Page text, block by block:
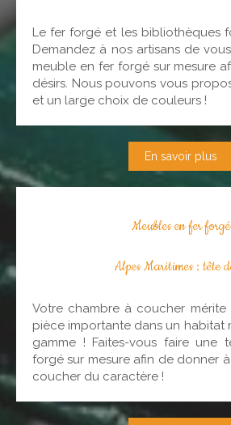
Le fer forgé et les bibliothèques
Demandez à nos artisans de
meuble en fer forgé sur mesure
désirs. Nous pouvons vous
et un large choix de couleurs !
En savoir plus
Meubles en fer forgé
Alpes Maritimes : tête
Votre chambre à coucher mérite
pièce importante dans un habitat
gamme ! Faites-vous faire
forgé sur mesure afin de donner
coucher du caractère !